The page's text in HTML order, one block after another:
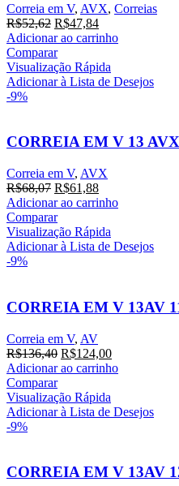
Correia em V, AVX, Correias
R$52,62 O
preço
original
era:
R$52,62.
R$47,84O
preço
é:
R$47,84.
Adicionar ao carrinho
Comparar
Visualização Rápida
Adicionar à Lista de Desejos
-9%
CORREIA EM V 13
Correia em V, AVX
R$68,07 O
preço
original
era:
R$68,07.
R$61,88O
preço
é:
R$61,88.
Adicionar ao carrinho
Comparar
Visualização Rápida
Adicionar à Lista de Desejos
-9%
CORREIA EM V 13AV
Correia em V, AV
R$136,40 O
preço
era:
R$136,40.
R$124,00O
preço
R$124,00.
Adicionar ao carrinho
Comparar
Visualização Rápida
Adicionar à Lista de Desejos
-9%
CORREIA EM V 13AV